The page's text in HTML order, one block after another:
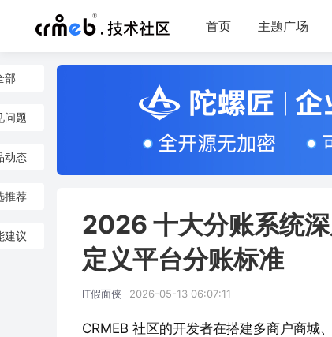
首页 主题广场
部
问题
动态
推荐
建议
2026 十大分账系统
定义平台分账标准
IT假面侠 2026-05-13 06:07:11
CRMEB 社区的开发者在搭建多商户商城